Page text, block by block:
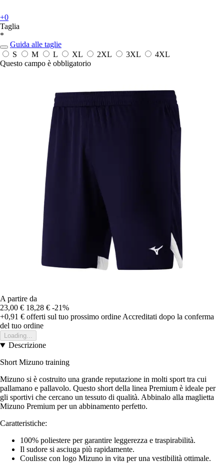
+0
Taglia
*
Guida alle taglie
S
M L XL 2XL 3XL
4XL
Questo campo è obbligatorio
A partire da
23,00 € 18,28 € -21%
+0,91 € offerti sul tuo prossimo ordine Accreditati dopo la conferma
del tuo ordine
Loading...
Descrizione
Short Mizuno training
Mizuno si è costruito una grande reputazione in molti sport tra cui
pallamano e pallavolo. Questo short della linea Premium è ideale per
gli sportivi che cercano un tessuto di qualità. Abbinalo alla maglietta
Mizuno Premium per un abbinamento perfetto.
Caratteristiche:
100% poliestere per garantire leggerezza e traspirabilità.
Il sudore si asciuga più rapidamente.
Coulisse con logo Mizuno in vita per una vestibilità ottimale.